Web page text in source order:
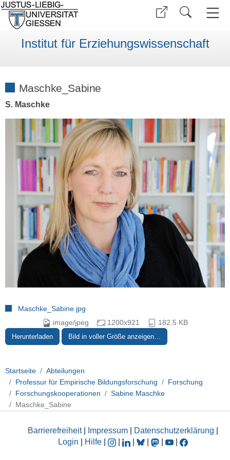
Institut für Erziehungswissenschaft
Maschke_Sabine
S. Maschke
Maschke_Sabine.jpg
image/jpeg
1200x921 182.5 KB
Herunterladen Bild in voller Größe anzeigen…
Startseite
Abteilungen
Professur für Empirische Bildungsforschung
Forschung
Forschungskooperationen
Sabine Maschke
Maschke_Sabine
Barrierefreiheit| Impressum Datenschutzerklärung
Login
Hilfe